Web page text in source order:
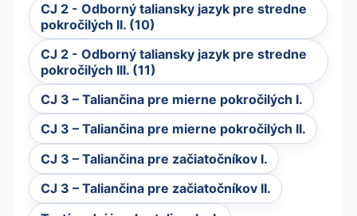
CJ 2 - Odborný taliansky jazyk pre stredne
pokročilých II. (10)
CJ 2 - Odborný taliansky jazyk pre stredne
pokročilých III. (11)
CJ 3 – Taliančina pre mierne pokročilých I.
CJ 3 – Taliančina pre mierne pokročilých II.
CJ 3 – Taliančina pre začiatočníkov I.
CJ 3 – Taliančina pre začiatočníkov II.